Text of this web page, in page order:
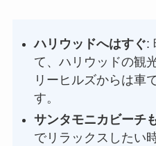
ハリウッドへはすぐ:
て、ハリウッドの観
リーヒルズからは車
す。
サンタモニカビーチ
でリラックスしたい